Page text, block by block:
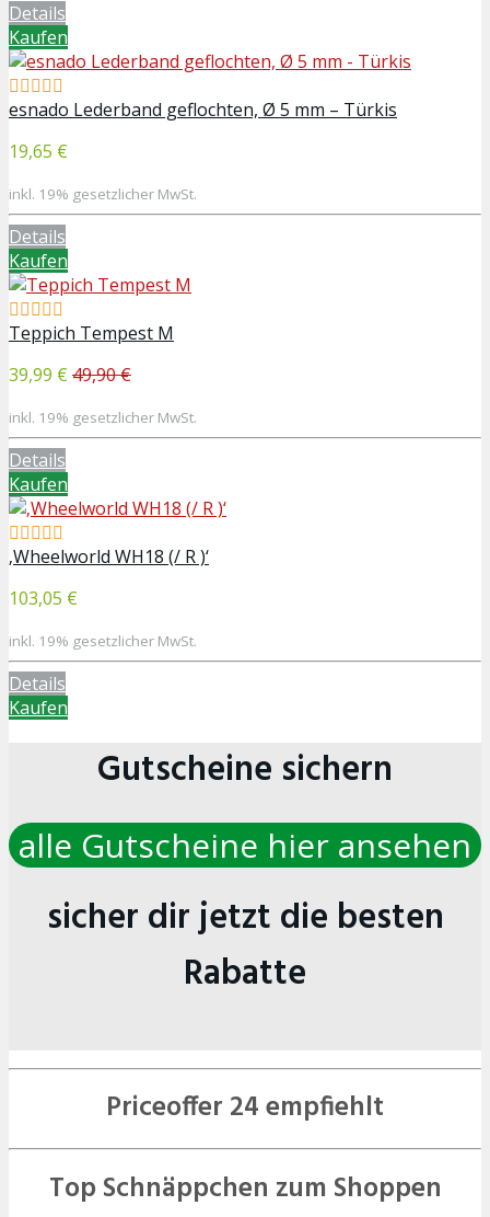
Details
Kaufen
esnado Lederband geflochten, Ø 5 mm – Türkis
19,65 €
inkl. 19% gesetzlicher MwSt.
Details
Kaufen
Teppich Tempest M
39,99 € 49,90 €
inkl. 19% gesetzlicher MwSt.
Details
Kaufen
‚Wheelworld WH18 (/ R )‘
103,05 €
inkl. 19% gesetzlicher MwSt.
Details
Kaufen
Gutscheine sichern
alle Gutscheine hier ansehen
sicher dir jetzt die besten
Rabatte
Priceoffer 24 empfiehlt
Top Schnäppchen zum Shoppen